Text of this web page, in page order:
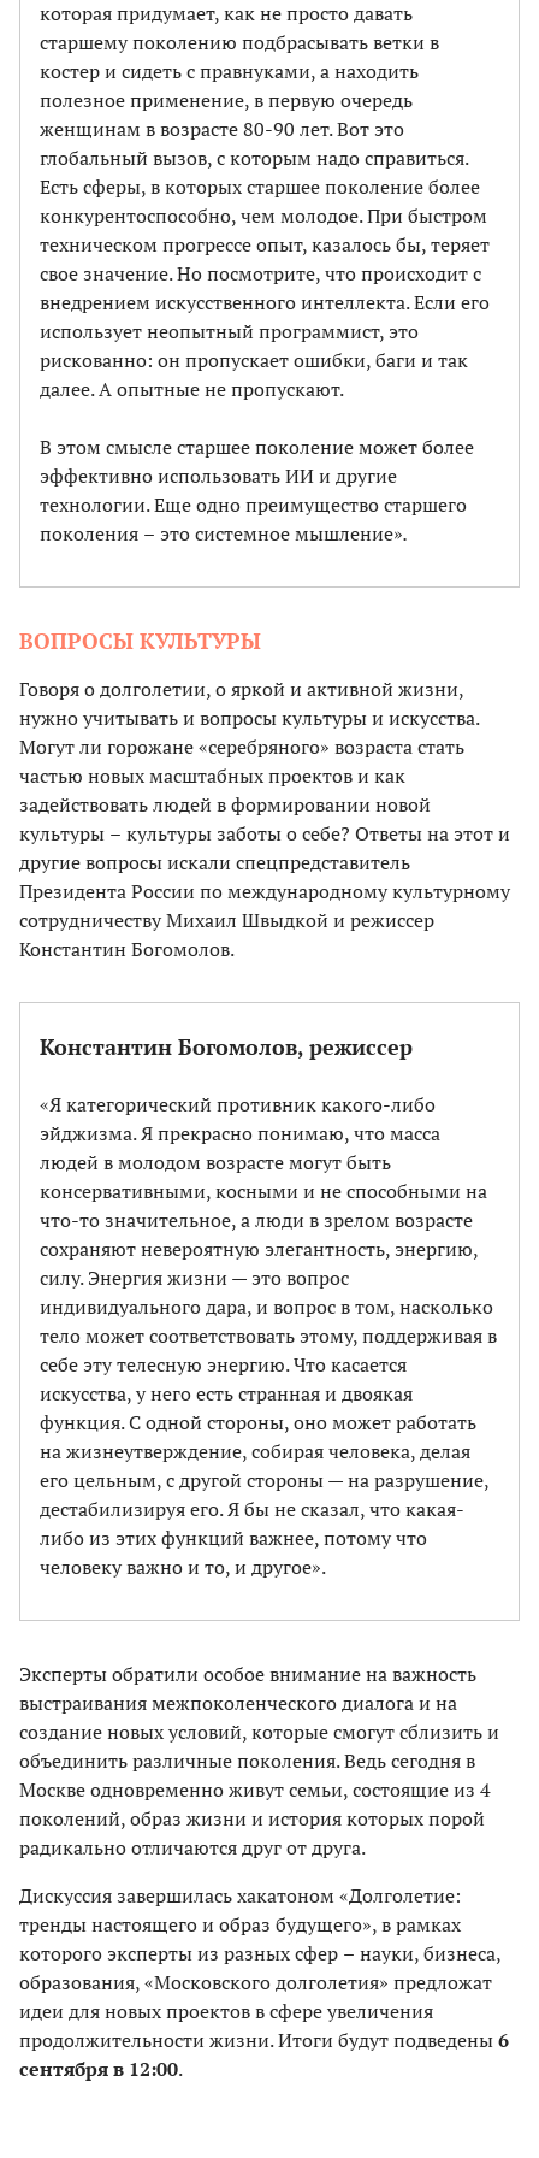
которая придумает, как не просто давать
старшему поколению подбрасывать ветки в
костер и сидеть с правнуками, а находить
полезное применение, в первую очередь
женщинам в возрасте 80-90 лет. Вот это
глобальный вызов, с которым надо справиться.
Есть сферы, в которых старшее поколение более
конкурентоспособно, чем молодое. При быстром
техническом прогрессе опыт, казалось бы, теряет
свое значение. Но посмотрите, что происходит с
внедрением искусственного интеллекта. Если его
использует неопытный программист, это
рискованно: он пропускает ошибки, баги и так
далее. А опытные не пропускают.
В этом смысле старшее поколение может более
эффективно использовать ИИ и другие
технологии. Еще одно преимущество старшего
поколения – это системное мышление».
ВОПРОСЫ КУЛЬТУРЫ
Говоря о долголетии, о яркой и активной жизни,
нужно учитывать и вопросы культуры и искусства.
Могут ли горожане «серебряного» возраста стать
частью новых масштабных проектов и как
задействовать людей в формировании новой
культуры – культуры заботы о себе? Ответы на этот и
другие вопросы искали спецпредставитель
Президента России по международному культурному
сотрудничеству Михаил Швыдкой и режиссер
Константин Богомолов.
Константин Богомолов, режиссер
«Я категорический противник какого-либо
эйджизма. Я прекрасно понимаю, что масса
людей в молодом возрасте могут быть
консервативными, косными и не способными на
что-то значительное, а люди в зрелом возрасте
сохраняют невероятную элегантность, энергию,
силу. Энергия жизни — это вопрос
индивидуального дара, и вопрос в том, насколько
тело может соответствовать этому, поддерживая в
себе эту телесную энергию. Что касается
искусства, у него есть странная и двоякая
функция. С одной стороны, оно может работать
на жизнеутверждение, собирая человека, делая
его цельным, с другой стороны — на разрушение,
дестабилизируя его. Я бы не сказал, что какая-
либо из этих функций важнее, потому что
человеку важно и то, и другое».
Эксперты обратили особое внимание на важность
выстраивания межпоколенческого диалога и на
создание новых условий, которые смогут сблизить и
объединить различные поколения. Ведь сегодня в
Москве одновременно живут семьи, состоящие из 4
поколений, образ жизни и история которых порой
радикально отличаются друг от друга.
Дискуссия завершилась хакатоном «Долголетие:
тренды настоящего и образ будущего», в рамках
которого эксперты из разных сфер – науки, бизнеса,
образования, «Московского долголетия» предложат
идеи для новых проектов в сфере увеличения
продолжительности жизни. Итоги будут подведены6
сентября в 12:00.